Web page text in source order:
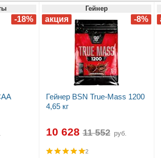
Гейнер
Гейнер BSN True-Mass 1200
4,65 кг
10 628 руб.
2